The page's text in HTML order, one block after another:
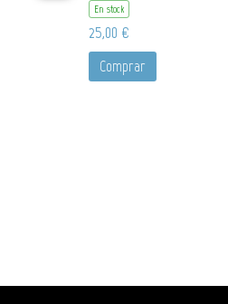
En stock
25,00 €
Comprar